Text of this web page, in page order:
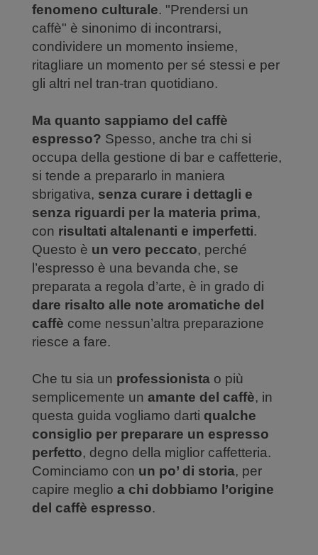
fenomeno culturale. "Prendersi un
caffè" è sinonimo di incontrarsi,
condividere un momento insieme,
ritagliare un momento per sé stessi e per
gli altri nel tran-tran quotidiano.
Ma quanto sappiamo del caffè
espresso? Spesso, anche tra chi si
occupa della gestione di bar e caffetterie,
si tende a prepararlo in maniera
sbrigativa, senza curare i dettagli e
senza riguardi per la materia prima,
con risultati altalenanti e imperfetti.
Questo è un vero peccato, perché
l’espresso è una bevanda che, se
preparata a regola d’arte, è in grado di
dare risalto alle note aromatiche del
caffè come nessun’altra preparazione
riesce a fare.
Che tu sia un professionista o più
semplicemente un amante del caffè, in
questa guida vogliamo darti qualche
consiglio per preparare un espresso
perfetto, degno della miglior caffetteria.
Cominciamo con un po’ di storia, per
capire meglio a chi dobbiamo l’origine
del caffè espresso.